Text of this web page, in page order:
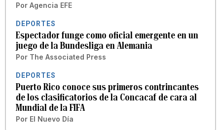
Por Agencia EFE
DEPORTES
Espectador funge como oficial emergente en un
juego de la Bundesliga en Alemania
Por The Associated Press
DEPORTES
Puerto Rico conoce sus primeros contrincantes
de los clasificatorios de la Concacaf de cara al
Mundial de la FIFA
Por El Nuevo Día